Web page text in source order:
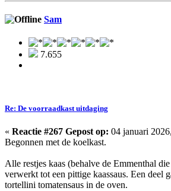
Sam
7.655
Re: De voorraadkast uitdaging
« Reactie #267 Gepost op: 04 januari
Begonnen met de koelkast.
Alle restjes kaas (behalve de Emmenthal
verwerkt tot een pittige kaassaus. Een deel
tortellini tomatensaus in de oven.